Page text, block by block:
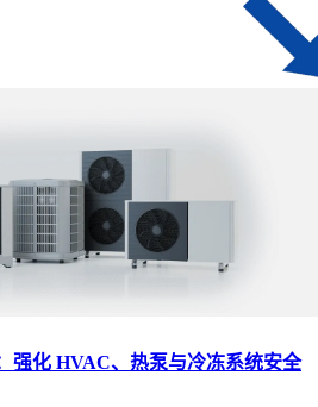
强化 HVAC、热泵与冷冻系统安全